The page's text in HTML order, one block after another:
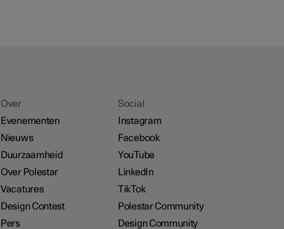
Over
Evenementen
Nieuws
Duurzaamheid
Over Polestar
Vacatures
Design Contest
Pers
Social
Instagram
Facebook
YouTube
LinkedIn
TikTok
Polestar Community
Design Community